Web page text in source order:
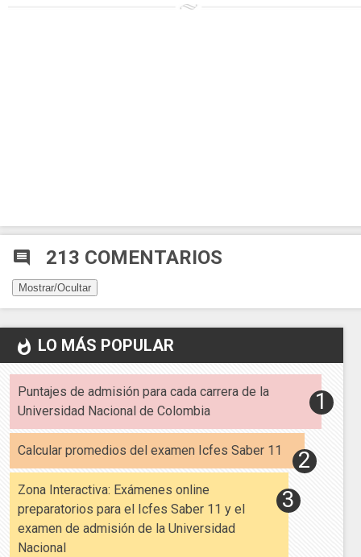
comment 213 COMENTARIOS
Mostrar/Ocultar
whatshot LO MÁS POPULAR
Puntajes de admisión para cada carrera de la
Universidad Nacional de Colombia
Calcular promedios del examen Icfes Saber 11
Zona Interactiva: Exámenes online
preparatorios para el Icfes Saber 11 y el
examen de admisión de la Universidad
Nacional